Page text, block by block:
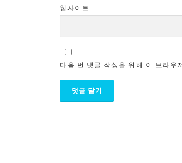
웹사이트
다음 번 댓글 작성을 위해 이 브라우